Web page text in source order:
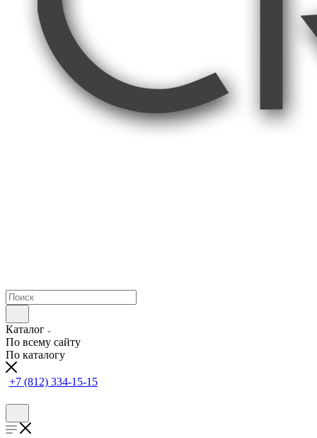
Каталог
По всему сайту
По каталогу
+7 (812) 334-15-15